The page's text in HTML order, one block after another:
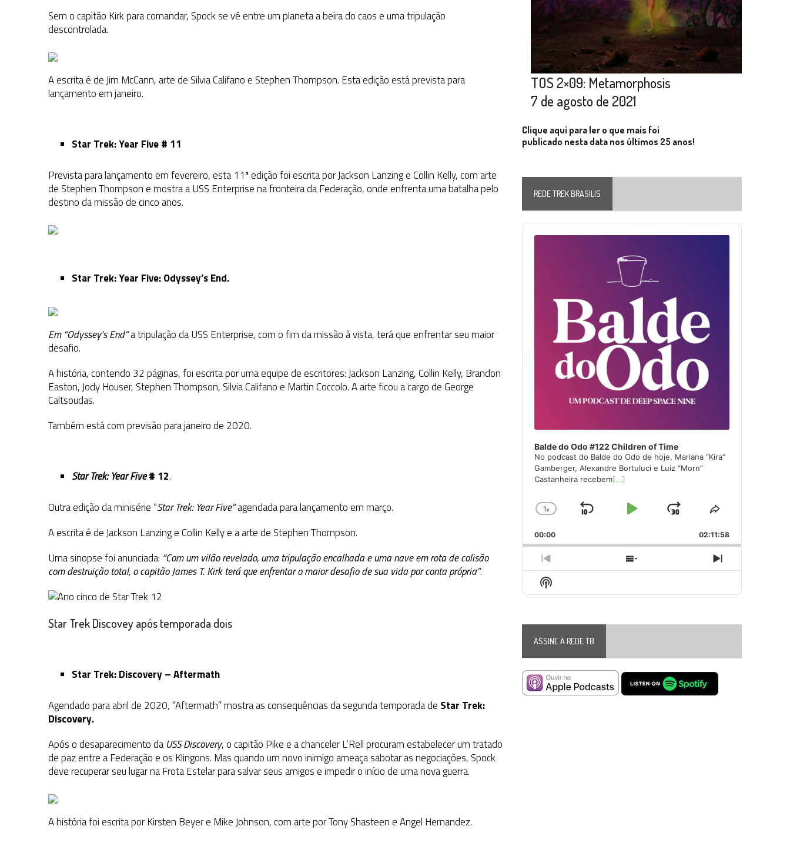
Sem o capitão Kirk para comandar, Spock se vê entre um planeta a beira do caos e uma tripulação
descontrolada.
A escrita é de Jim McCann, arte de Silvia Califano e Stephen Thompson. Esta edição está prevista para
lançamento em janeiro.
Star Trek: Year Five # 11
Prevista para lançamento em fevereiro, esta 11ª edição foi escrita por Jackson Lanzing e Collin Kelly, com arte
de Stephen Thompson e mostra a USS Enterprise na fronteira da Federação, onde enfrenta uma batalha pelo
destino da missão de cinco anos.
Star Trek: Year Five: Odyssey’s End.
Em “Odyssey’s End”a tripulação da USS Enterprise,com o fim da missão à vista, terá que enfrentar seu maior
desafio.
A história, contendo 32 páginas, foi escrita por uma equipe de escritores: Jackson Lanzing, Collin Kelly, Brandon
Easton, Jody Houser, Stephen Thompson, Silvia Califano e Martin Coccolo.A arte ficou a cargo deGeorge
Caltsoudas.
Também está com previsão para janeiro de 2020.
Star Trek: Year Five# 12.
Outra edição da minisérie “Star Trek: Year Five”agendada para lançamento em março.
A escrita é de Jackson Lanzing e Collin Kelly e a arte de Stephen Thompson.
Uma sinopse foi anunciada: “Com um vilão revelado, uma tripulação encalhada e uma nave em rota de colisão
com destruição total, o capitão James T. Kirk terá que enfrentar o maior desafio de sua vida por conta própria”.
Star Trek Discovey após temporada dois
Star Trek: Discovery – Aftermath
Agendado para abril de 2020, “Aftermath” mostra as consequências da segunda temporada de Star Trek:
Discovery.
Após o desaparecimento da USS Discovery, o capitão Pike e a chanceler L’Rell procuram estabelecer um tratado
de paz entre a Federação e os Klingons. Mas quando um novo inimigo ameaça sabotar as negociações, Spock
deve recuperar seu lugar na Frota Estelar para salvar seus amigos e impedir o início de uma nova guerra.
A história foi escrita por Kirsten Beyer e Mike Johnson, com arte por Tony Shasteen e Angel Hernandez.
TOS 2×09: Metamorphosis
7 de agosto de 2021
Clique aqui para ler o que mais foi
publicado nesta data nos últimos 25 anos!
REDE TREK BRASILIS
Audio
Player
Balde do Odo #122 Children of Time
No podcast do Balde do Odo de hoje, Mariana “Kira”
Gamberger, Alexandre Bortuluci e Luiz “Morn”
Castanheira recebem[...]
Change
Rate
1x
Skip
Play
Jump
Forward
Share
Episode
00:00 02:11:58
Previous
Episode
Show
Next
Show
Podcast
ASSINE A REDE TB